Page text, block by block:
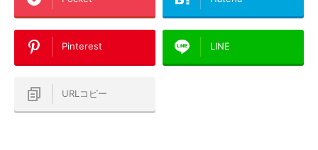
Pinterest LINE
URLコピー